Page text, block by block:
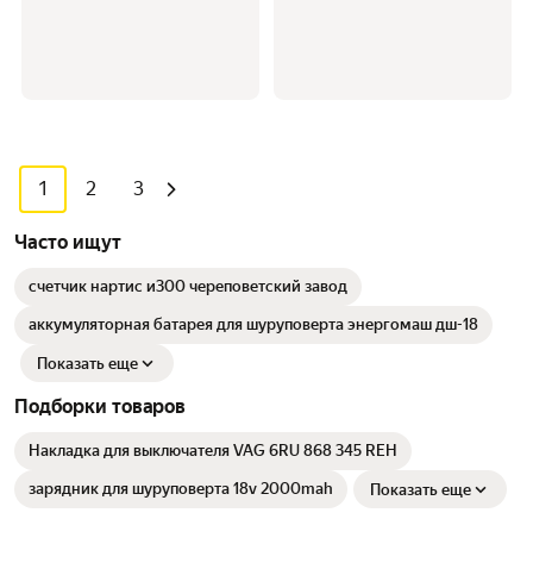
1 2 3
Часто ищут
счетчик нартис и300 череповетский завод
аккумуляторная батарея для шуруповерта энергомаш дш-18
Показать еще
Подборки товаров
Накладка для выключателя VAG 6RU 868 345 REH
зарядник для шуруповерта 18v 2000mah Показать еще